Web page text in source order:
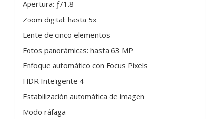
Apertura: ƒ/1.8
Zoom digital: hasta 5x
Lente de cinco elementos
Fotos panorámicas: hasta 63 MP
Enfoque automático con Focus Pixels
HDR Inteligente 4
Estabilización automática de imagen
Modo ráfaga